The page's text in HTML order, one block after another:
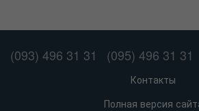
(093) 496 31 31 (095) 496 31 31
Контакты
Полная версия